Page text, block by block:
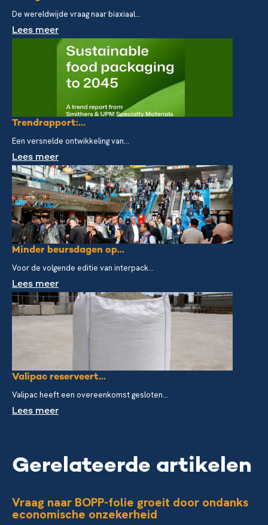
De wereldwijde vraag naar biaxiaal...
Lees meer
Trendrapport:...
Een versnelde ontwikkeling van...
Lees meer
Minder beursdagen op...
Voor de volgende editie van interpack...
Lees meer
Valipac reserveert...
Valipac heeft een overeenkomst gesloten...
Lees meer
Gerelateerde artikelen
Vraag naar BOPP-folie groeit door ondanks
economische onzekerheid